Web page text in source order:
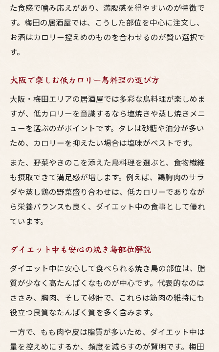
た食感で噛み応えがあり、満腹感を得やすいのが特徴で
す。梅田の居酒屋では、こうした部位を中心に注文し、
お酒はカロリー控えめのものを合わせるのが賢い選択で
す。
大阪で楽しむ低カロリー鳥料理の選び方
大阪・梅田エリアの居酒屋では多彩な鳥料理が楽しめま
すが、低カロリーを意識するなら塩焼きや蒸し焼きメニ
ューを選ぶのがポイントです。タレは砂糖や油分が多い
ため、カロリーを抑えたい場合は塩味がベストです。
また、野菜やきのこを添えた鳥料理を選ぶと、食物繊維
も摂取できて満足感が増します。例えば、鶏胸肉のサラ
ダや蒸し鶏の野菜盛り合わせは、低カロリーでありなが
ら栄養バランスも良く、ダイエット中の食事として優れ
ています。
ダイエット中も安心の焼き鳥部位解説
ダイエット中に安心して食べられる焼き鳥の部位は、脂
質が少なく高たんぱくなものが中心です。代表的なのは
ささみ、胸肉、そして砂肝で、これらは筋肉の維持にも
役立つ良質なたんぱく質を多く含みます。
一方で、もも肉や皮は脂質が多いため、ダイエット中は
量を控えめにするか、頻度を減らすのが賢明です。梅田